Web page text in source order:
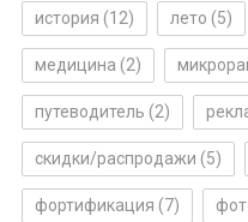
история (12) лето (5)
медицина (2)
путеводитель (2)
скидки/распродажи (5)
фортификация (7)